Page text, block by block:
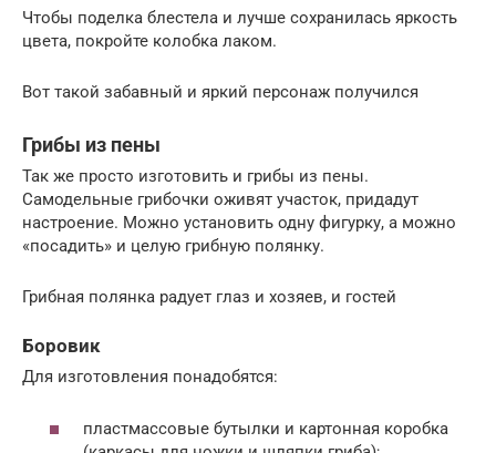
Чтобы поделка блестела и лучше сохранилась яркость
цвета, покройте колобка лаком.
Вот такой забавный и яркий персонаж получился
Грибы из пены
Так же просто изготовить и грибы из пены.
Самодельные грибочки оживят участок, придадут
настроение. Можно установить одну фигурку, а можно
«посадить» и целую грибную полянку.
Грибная полянка радует глаз и хозяев, и гостей
Боровик
Для изготовления понадобятся:
пластмассовые бутылки и картонная коробка